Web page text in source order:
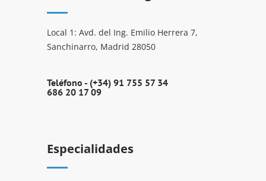
Local 1: Avd. del Ing. Emilio Herrera 7,
Sanchinarro, Madrid 28050
Teléfono - (+34) 91 755 57 34
686 20 17 09
Especialidades